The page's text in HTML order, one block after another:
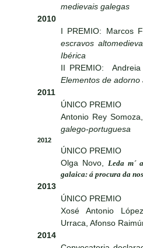
medievais galegas
2010
I PREMIO: Marcos
escravos
Ibérica
II PREMIO: Andreia
Elementos de
2011
ÚNICO PREMIO
Antonio Rey
galego-portuguesa
2012
ÚNICO PREMIO
Olga Novo, Leda m´
galaica: á procura da
2013
ÚNICO PREMIO
Xosé Antonio
Urraca, Afonso
2014